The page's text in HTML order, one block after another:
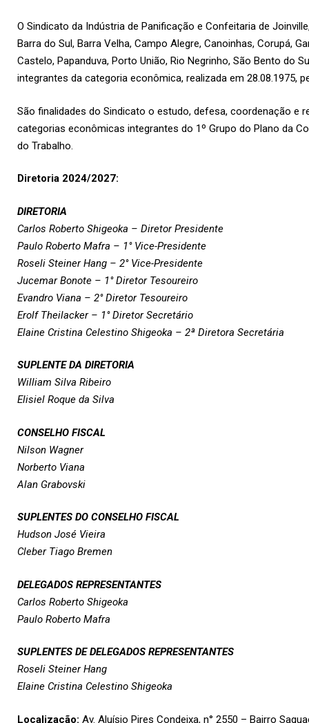
O Sindicato da Indústria de Panificação e Confeitaria de
Barra do Sul, Barra Velha, Campo Alegre, Canoinhas, Corupá,
Castelo, Papanduva, Porto União, Rio Negrinho, São Bento do
integrantes da categoria econômica, realizada em 28.08.1975,
São finalidades do Sindicato o estudo, defesa, coordenação e
categorias econômicas integrantes do 1º Grupo do Plano da
do Trabalho.
Diretoria 2024/2027:
DIRETORIA
Carlos Roberto Shigeoka – Diretor Presidente
Paulo Roberto Mafra – 1° Vice-Presidente
Roseli Steiner Hang – 2° Vice-Presidente
Jucemar Bonote – 1° Diretor Tesoureiro
Evandro Viana – 2° Diretor Tesoureiro
Erolf Theilacker – 1° Diretor Secretário
Elaine Cristina Celestino Shigeoka – 2ª Diretora Secretária
SUPLENTE DA DIRETORIA
William Silva Ribeiro
Elisiel Roque da Silva
CONSELHO FISCAL
Nilson Wagner
Norberto Viana
Alan Grabovski
SUPLENTES DO CONSELHO FISCAL
Hudson José Vieira
Cleber Tiago Bremen
DELEGADOS REPRESENTANTES
Carlos Roberto Shigeoka
Paulo Roberto Mafra
SUPLENTES DE DELEGADOS REPRESENTANTES
Roseli Steiner Hang
Elaine Cristina Celestino Shigeoka
Localização: Av. Aluísio Pires Condeixa, n° 2550 – Bairro